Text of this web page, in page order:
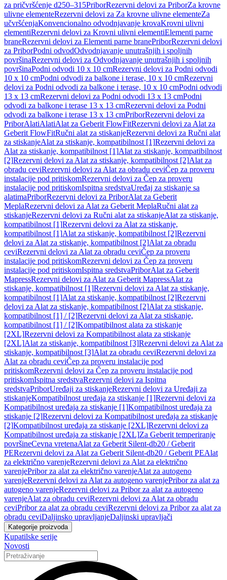
za pričvršćenje d250–315PriborRezervni delovi za PriborZa krovne
ulivne elementeRezervni delovi za Za krovne ulivne elementeZa
učvršćenjaKonvencionalno odvodnjavanje krovaKrovni ulivni
elementiRezervni delovi za Krovni ulivni elementiElementi parne
braneRezervni delovi za Elementi parne branePriborRezervni delovi
za PriborPodni odvodOdvodnjavanje unutrašnjih i spoljnih
površinaRezervni delovi za Odvodnjavanje unutrašnjih i spoljnih
površinaPodni odvodi 10 x 10 cmRezervni delovi za Podni odvodi
10 x 10 cmPodni odvodi za balkone i terase, 10 x 10 cmRezervni
delovi za Podni odvodi za balkone i terase, 10 x 10 cmPodni odvodi
13 x 13 cmRezervni delovi za Podni odvodi 13 x 13 cmPodni
odvodi za balkone i terase 13 x 13 cmRezervni delovi za Podni
odvodi za balkone i terase 13 x 13 cmPriborRezervni delovi za
PriborAlatiAlatiAlat za Geberit FlowFitRezervni delovi za Alat za
Geberit FlowFitRučni alat za stiskanjeRezervni delovi za Ručni alat
za stiskanjeAlat za stiskanje, kompatibilnost [1]Rezervni delovi za
Alat za stiskanje, kompatibilnost [1]Alat za stiskanje, kompatibilnost
[2]Rezervni delovi za Alat za stiskanje, kompatibilnost [2]Alat za
obradu ceviRezervni delovi za Alat za obradu ceviČep za proveru
instalacije pod pritiskomRezervni delovi za Čep za proveru
instalacije pod pritiskomIspitna sredstvaUređaj za stiskanje sa
alatimaPriborRezervni delovi za PriborAlat za Geberit
MeplaRezervni delovi za Alat za Geberit MeplaRučni alat za
stiskanjeRezervni delovi za Ručni alat za stiskanjeAlat za stiskanje,
kompatibilnost [1]Rezervni delovi za Alat za stiskanje,
kompatibilnost [1]Alat za stiskanje, kompatibilnost [2]Rezervni
delovi za Alat za stiskanje, kompatibilnost [2]Alat za obradu
ceviRezervni delovi za Alat za obradu ceviČep za proveru
instalacije pod pritiskomRezervni delovi za Čep za proveru
instalacije pod pritiskomIspitna sredstvaPriborAlat za Geberit
MapressRezervni delovi za Alat za Geberit MapressAlat za
stiskanje, kompatibilnost [1]Rezervni delovi za Alat za stiskanje,
kompatibilnost [1]Alat za stiskanje, kompatibilnost [2]Rezervni
delovi za Alat za stiskanje, kompatibilnost [2]Alat za stiskanje,
kompatibilnost [1] / [2]Rezervni delovi za Alat za stiskanje,
kompatibilnost [1] / [2]Kompatibilnost alata za stiskanje
[2XL]Rezervni delovi za Kompatibilnost alata za stiskanje
[2XL]Alat za stiskanje, kompatibilnost [3]Rezervni delovi za Alat za
stiskanje, kompatibilnost [3]Alat za obradu ceviRezervni delovi za
Alat za obradu ceviČep za proveru instalacije pod
pritiskomRezervni delovi za Čep za proveru instalacije pod
pritiskomIspitna sredstvaRezervni delovi za Ispitna
sredstvaPriborUređaji za stiskanjeRezervni delovi za Uređaji za
stiskanjeKompatibilnost uređaja za stiskanje [1]Rezervni delovi za
Kompatibilnost uređaja za stiskanje [1]Kompatibilnost uređaja za
stiskanje [2]Rezervni delovi za Kompatibilnost uređaja za stiskanje
[2]Kompatibilnost uređaja za stiskanje [2XL]Rezervni delovi za
Kompatibilnost uređaja za stiskanje [2XL]Za Geberit temperiranje
površineCevna vretenaAlat za Geberit Silent-db20 / Geberit
PERezervni delovi za Alat za Geberit Silent-db20 / Geberit PEAlat
za električno varenjeRezervni delovi za Alat za električno
varenjePribor za alat za električno varenjeAlat za autogeno
varenjeRezervni delovi za Alat za autogeno varenjePribor za alat za
autogeno varenjeRezervni delovi za Pribor za alat za autogeno
varenjeAlat za obradu ceviRezervni delovi za Alat za obradu
ceviPribor za alat za obradu ceviRezervni delovi za Pribor za alat za
obradu ceviDaljinsko upravljanjeDaljinski upravljači
Kategorije proizvoda
Kupatilske serije
Novosti